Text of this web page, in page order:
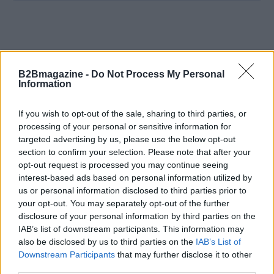
B2Bmagazine - Do Not Process My Personal
Information
If you wish to opt-out of the sale, sharing to third parties, or
processing of your personal or sensitive information for
targeted advertising by us, please use the below opt-out
section to confirm your selection. Please note that after your
opt-out request is processed you may continue seeing
interest-based ads based on personal information utilized by
us or personal information disclosed to third parties prior to
your opt-out. You may separately opt-out of the further
disclosure of your personal information by third parties on the
IAB’s list of downstream participants. This information may
also be disclosed by us to third parties on the IAB’s List of
Downstream Participants that may further disclose it to other